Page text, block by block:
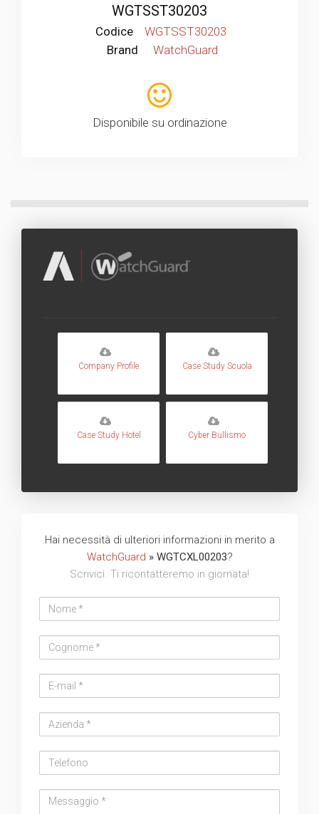
WGTSST30203
Codice
WGTSST30203
Brand
WatchGuard
Disponibile su ordinazione
Company Profile Case Study Scuola
Case Study Hotel Cyber Bullismo
Hai necessità di ulteriori informazioni in merito a
WatchGuard » WGTCXL00203?
Scrivici. Ti ricontatteremo in giornata!
address